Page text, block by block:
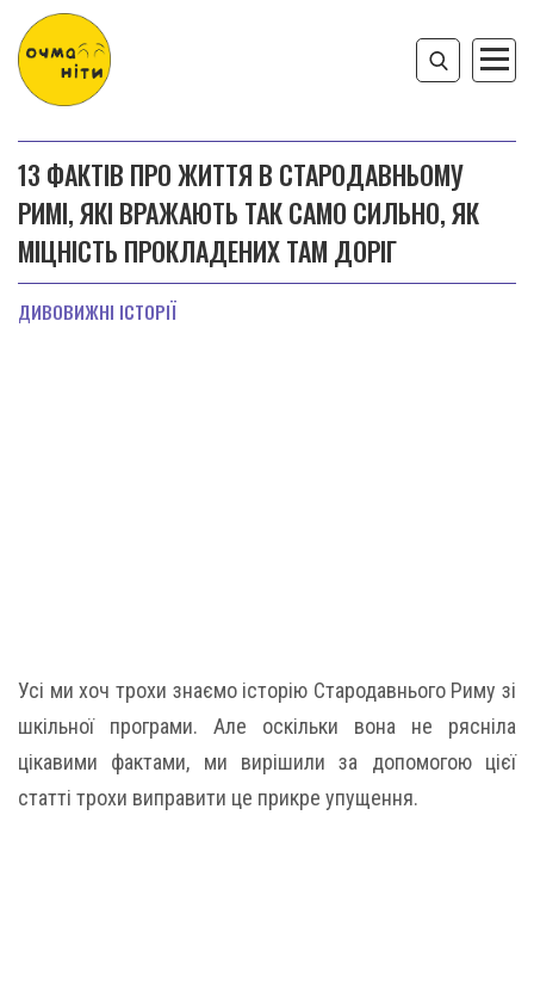
13 ФАКТІВ ПРО ЖИТТЯ В СТАРОДАВНЬОМУ
РИМІ, ЯКІ ВРАЖАЮТЬ ТАК САМО СИЛЬНО, ЯК
МІЦНІСТЬ ПРОКЛАДЕНИХ ТАМ ДОРІГ
ДИВОВИЖНІ ІСТОРІЇ
Усі ми хоч трохи знаємо історію Стародавнього Риму зі
шкільної програми. Але оскільки вона не рясніла
цікавими фактами, ми вирішили за допомогою цієї
статті трохи виправити це прикре упущення.